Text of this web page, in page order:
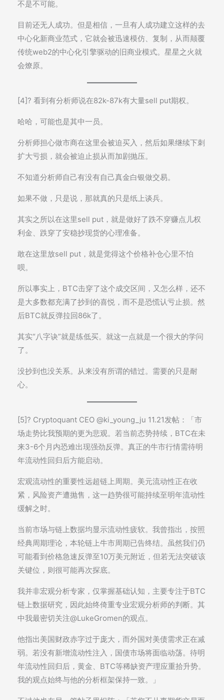
不是不可能。
目前还无人成功。但是相信，一旦有人成功建立这样的去
中心化新商业范式，它就会被迅速模仿、复制，从而颠覆
传统web2的中心化引擎驱动的旧商业模式。星星之火就
会燎原。
[4]? 看到有分析师说在82k-87k有大量sell put期权。
哈哈，可能也是其中一员。
分析师担心做市商在这里会被迫买入，然后如果继续下刺
扩大亏损，就会被迫止损从而加剧抛压。
不知道分析师自己有没有自己真金白银做交易。
如果不做，只是说，那就真的只是纸上谈兵。
其实之所以在这里sell put，就是做好了跌不穿赚点儿权
利金、跌穿了安稳抄现货的心理准备。
敢在这里放sell put，就是觉得这个价格补仓心里不怕
呗。
所以事实上，BTC击穿了这个成交区间，又怎么样，还不
是大多数都充满了抄到的喜悦，而不是恐慌认亏止损。然
后BTC就反弹拉回86k了。
其实“八字诀”就是练低买。就这一点就是一个很大的学问
了。
没抄到也没关系。从来没有所谓的错过。需要的只是耐
心。
[5]? Cryptoquant CEO @ki_young_ju 11.21发帖：「市
场走势比我预期的更为悲观。若当前态势持续，BTC在未
来3-6个月内恐难出现强劲反弹。真正的牛市行情需待明
年流动性回归后方能启动。
宏观流动性的重要性远超链上周期。美元流动性正在收
紧，风险资产遭抛售，这一趋势很可能持续至明年流动性
缓解之时。
当前市场与链上数据均显示流动性疲软。我曾指出，按照
经典周期理论，本轮链上牛市周期已告终结。虽然我们仍
可能看到价格急速反弹至10万美元附近，但若无法突破该
关键位，则很可能再次探底。
我并非宏观分析专家，仅掌握基础认知，主要专注于BTC
链上数据研究，因此始终倚重专业宏观分析师的判断。其
中我最密切关注@LukeGromen的观点。
他指出美国财政赤字过于庞大，而外国对美债需求正在减
弱。若没有新增流动性注入，国债市场将面临动荡。待明
年流动性回归后，黄金、BTC等稀缺资产理应重拾升势。
我的观点始终与他的分析框架保持一致。」